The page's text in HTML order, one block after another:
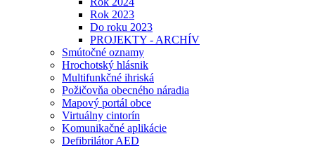
Rok 2023
Do roku 2023
PROJEKTY - ARCHÍV
Smútočné oznamy
Hrochotský hlásnik
Multifunkčné ihriská
Požičovňa obecného náradia
Mapový portál obce
Virtuálny cintorín
Komunikačné aplikácie
Defibrilátor AED